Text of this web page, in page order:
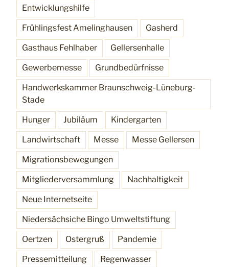
Entwicklungshilfe
Frühlingsfest Amelinghausen Gasherd
Gasthaus Fehlhaber Gellersenhalle
Gewerbemesse Grundbedürfnisse
Handwerkskammer Braunschweig-Lüneburg-
Stade
Hunger Jubiläum Kindergarten
Landwirtschaft Messe Messe Gellersen
Migrationsbewegungen
Mitgliederversammlung Nachhaltigkeit
Neue Internetseite
Niedersächsiche Bingo Umweltstiftung
Oertzen Ostergruß Pandemie
Pressemitteilung Regenwasser